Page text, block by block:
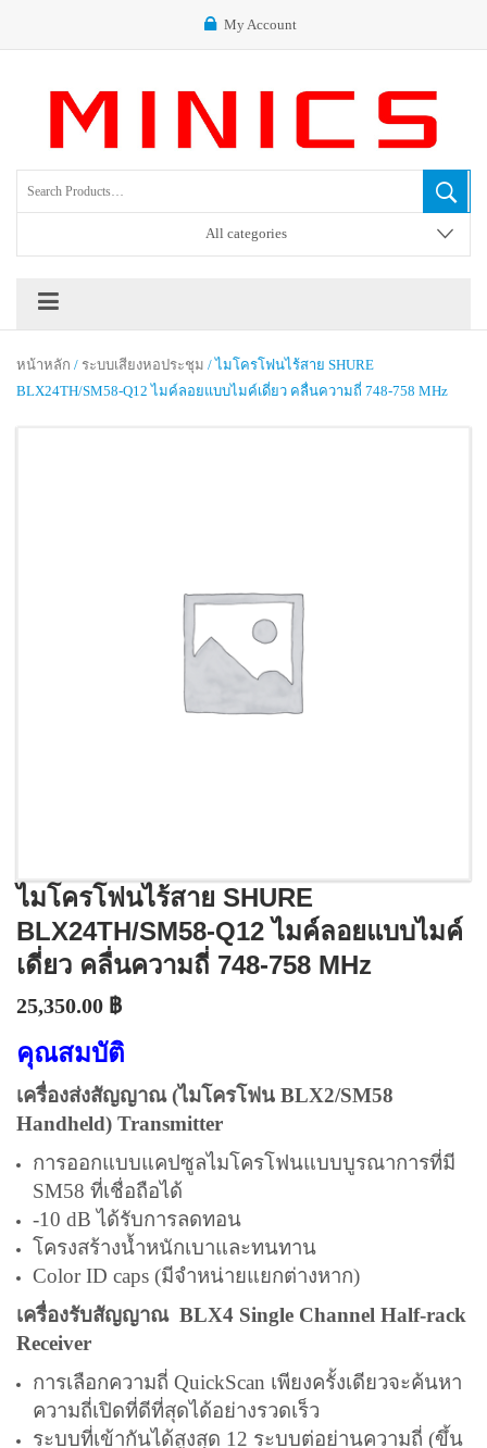
My Account
All categories
หน้าหลัก / ระบบเสียงหอประชุม / ไมโครโฟนไร้สาย SHURE
BLX24TH/SM58-Q12 ไมค์ลอยแบบไมค์เดี่ยว คลื่นความถี่ 748-758 MHz
ไมโครโฟนไร้สาย SHURE
BLX24TH/SM58-Q12 ไมค์ลอยแบบไมค์
เดี่ยว คลื่นความถี่ 748-758 MHz
25,350.00 ฿
คุณสมบัติ
เครื่องส่งสัญญาณ (ไมโครโฟน BLX2/SM58
Handheld) Transmitter
การออกแบบแคปซูลไมโครโฟนแบบบูรณาการที่มี
SM58 ที่เชื่อถือได้
-10 dB ได้รับการลดทอน
โครงสร้างน้ำหนักเบาและทนทาน
Color ID caps (มีจำหน่ายแยกต่างหาก)
เครื่องรับสัญญาณ BLX4 Single Channel Half-rack
Receiver
การเลือกความถี่ QuickScan เพียงครั้งเดียวจะค้นหา
ความถี่เปิดที่ดีที่สุดได้อย่างรวดเร็ว
ระบบที่เข้ากันได้สูงสุด 12 ระบบต่อย่านความถี่ (ขึ้น